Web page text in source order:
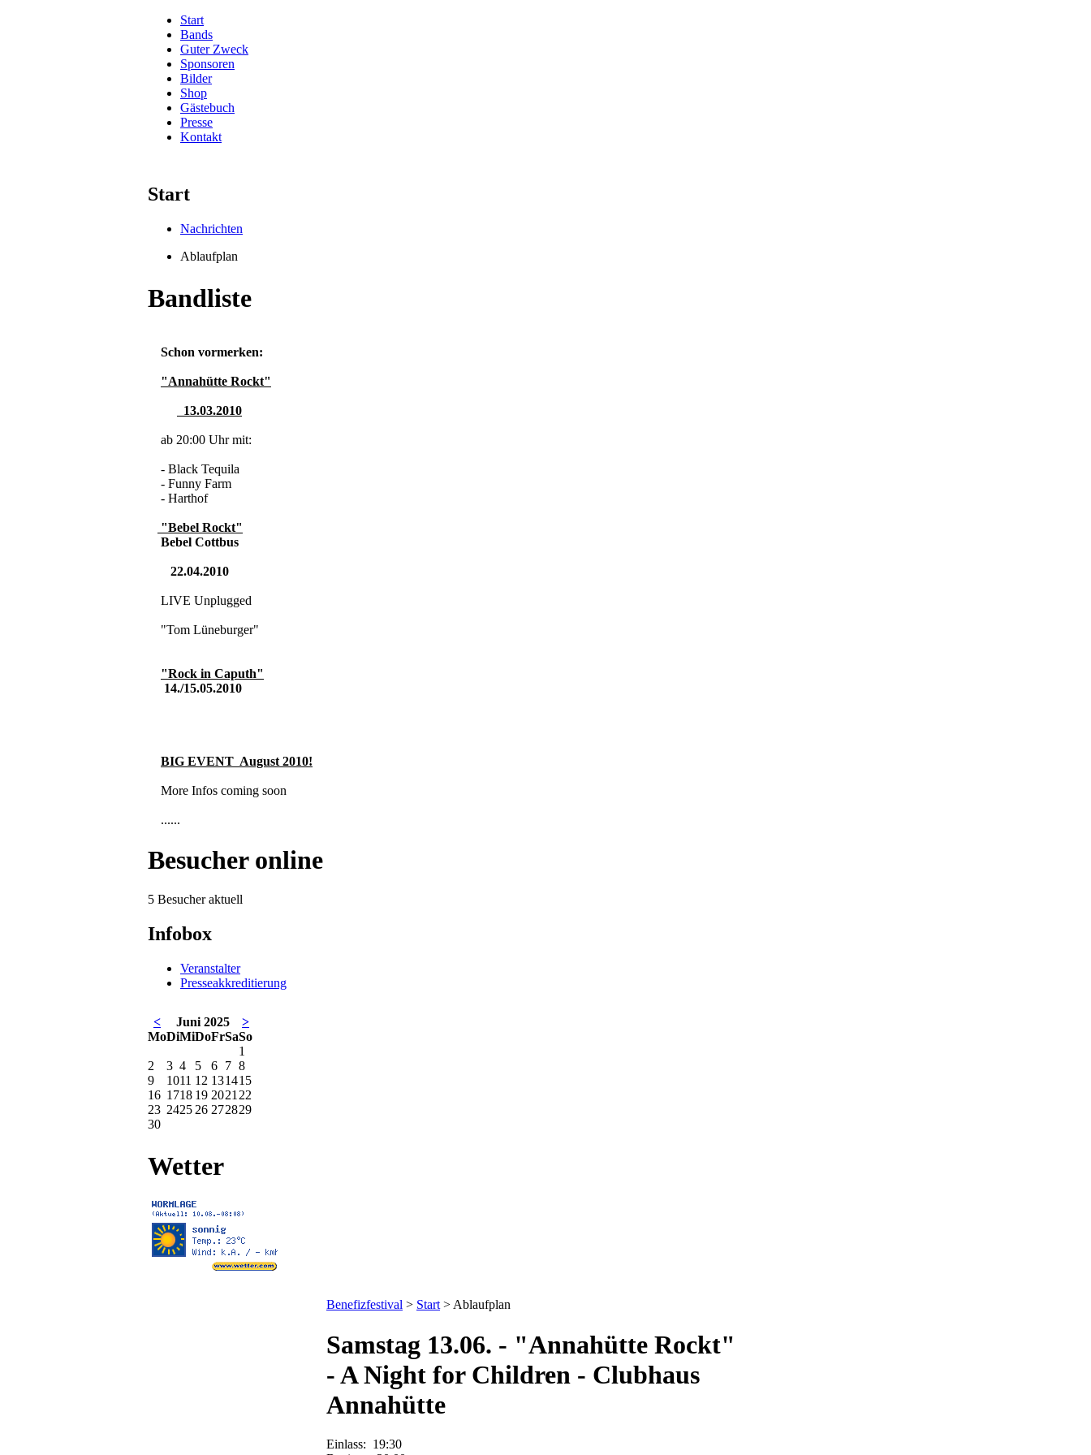
Start
Bands
Guter Zweck
Sponsoren
Bilder
Shop
Gästebuch
Presse
Kontakt
Start
Nachrichten
Ablaufplan
Bandliste
Schon vormerken:
"Annahütte Rockt"
13.03.2010
ab 20:00 Uhr mit:
- Black Tequila
- Funny Farm
- Harthof
"Bebel Rockt"
Bebel Cottbus
22.04.2010
LIVE Unplugged
"Tom Lüneburger"
"Rock in Caputh"
14./15.05.2010
BIG EVENT August 2010!
More Infos coming soon
......
Besucher online
5 Besucher aktuell
Infobox
Veranstalter
Presseakkreditierung
< Juni 2025
>
MoDiMiDoFrSaSo
1
2
3 4 5 6 7 8
9
1011 12 131415
16 1718 19 2021 22
23 2425 26 272829
30
Wetter
Benefizfestival > Start > Ablaufplan
Samstag 13.06. - "Annahütte Rockt"
- A Night for Children - Clubhaus
Annahütte
Einlass: 19:30